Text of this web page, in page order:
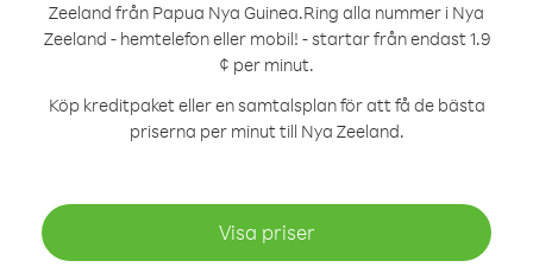
Zeeland från Papua Nya Guinea.Ring alla nummer i Nya
Zeeland - hemtelefon eller mobil! - startar från endast 1.9
¢ per minut.
Köp kreditpaket eller en samtalsplan för att få de bästa
priserna per minut till Nya Zeeland.
Visa priser